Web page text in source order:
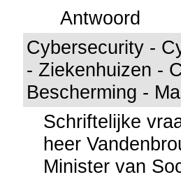
Antwoord
Cybersecurity -
- Ziekenhuizen -
Bescherming -
Schriftelijke
heer
Minister van